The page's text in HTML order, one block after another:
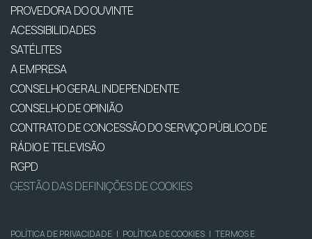
PROVEDORA DO OUVINTE
ACESSIBILIDADES
SATÉLITES
A EMPRESA
CONSELHO GERAL INDEPENDENTE
CONSELHO DE OPINIÃO
CONTRATO DE CONCESSÃO DO SERVIÇO PÚBLICO DE
RÁDIO E TELEVISÃO
RGPD
GESTÃO DAS DEFINIÇÕES DE COOKIES
POLÍTICA DE PRIVACIDADE | POLÍTICA DE COOKIES | TERMOS E